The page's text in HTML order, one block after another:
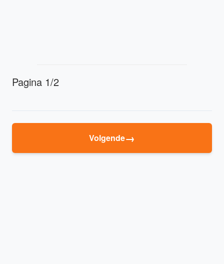
Pagina 1/2
Volgende→